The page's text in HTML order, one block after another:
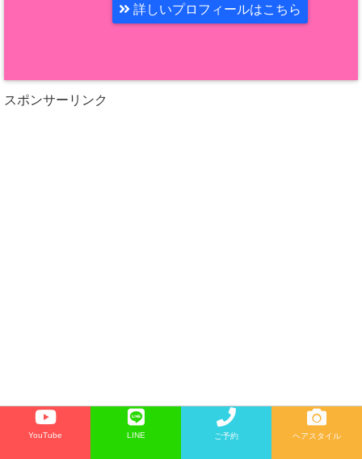
詳しいプロフィールはこちら
スポンサーリンク
YouTube LINE ご予約 ヘアスタイル